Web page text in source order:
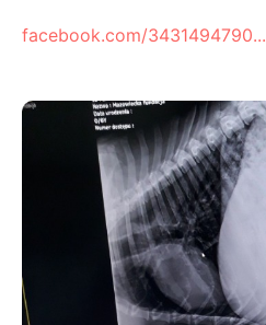
facebook.com/3431494790...